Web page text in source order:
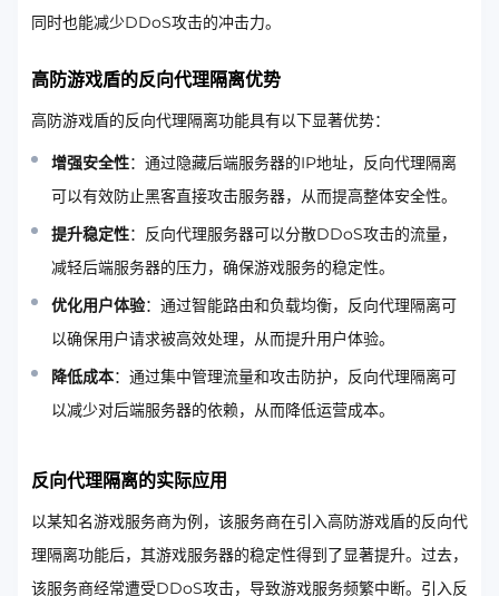
同时也能减少DDoS攻击的冲击力。
高防游戏盾的反向代理隔离优势
高防游戏盾的反向代理隔离功能具有以下显著优势：
增强安全性：通过隐藏后端服务器的IP地址，反向代理隔离
可以有效防止黑客直接攻击服务器，从而提高整体安全性。
提升稳定性：反向代理服务器可以分散DDoS攻击的流量，
减轻后端服务器的压力，确保游戏服务的稳定性。
优化用户体验：通过智能路由和负载均衡，反向代理隔离可
以确保用户请求被高效处理，从而提升用户体验。
降低成本：通过集中管理流量和攻击防护，反向代理隔离可
以减少对后端服务器的依赖，从而降低运营成本。
反向代理隔离的实际应用
以某知名游戏服务商为例，该服务商在引入高防游戏盾的反向代
理隔离功能后，其游戏服务器的稳定性得到了显著提升。过去，
该服务商经常遭受DDoS攻击，导致游戏服务频繁中断。引入反